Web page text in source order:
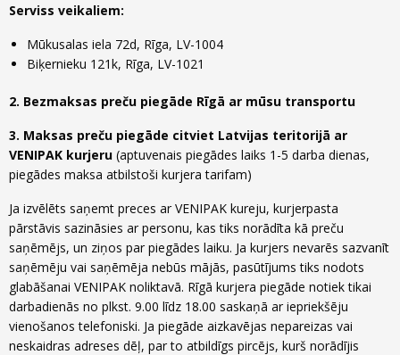
Savirzes regulēšana
TPMS sensoru programmēšana
Riepu glabāšana
Riepu piegāde
Riepas uz nomaksu
Riepu zīmoli
Jaunumi
Riepu apzīmējumi
Riepu kalkulators
Biežāk uzdotie jautājumi
MMK Riepas
Atsauksmes
Foto
Kontakti
Serviss veikaliem:
Mūkusalas iela 72d, Rīga, LV-1004
Biķernieku 121k, Rīga, LV-1021
2. Bezmaksas preču piegāde Rīgā ar mūsu transportu
3. Maksas preču piegāde citviet Latvijas teritorijā ar
VENIPAK kurjeru (aptuvenais piegādes laiks 1-5 darba dienas,
piegādes maksa atbilstoši kurjera tarifam)
Ja izvēlēts saņemt preces ar VENIPAK kureju, kurjerpasta
pārstāvis sazināsies ar personu, kas tiks norādīta kā preču
saņēmējs, un ziņos par piegādes laiku. Ja kurjers nevarēs sazvanīt
saņēmēju vai saņēmēja nebūs mājās, pasūtījums tiks nodots
glabāšanai VENIPAK noliktavā. Rīgā kurjera piegāde notiek tikai
darbadienās no plkst. 9.00 līdz 18.00 saskaņā ar iepriekšēju
vienošanos telefoniski. Ja piegāde aizkavējas nepareizas vai
neskaidras adreses dēļ, par to atbildīgs pircējs, kurš norādījis